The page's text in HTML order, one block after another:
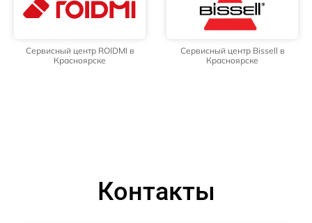
Сервисный центр ROIDMI в
Красноярске
Сервисный центр Bissell в
Красноярске
Контакты